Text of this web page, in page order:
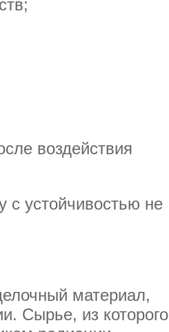
воздействия
с устойчивостью не
материал,
Сырье, из которого